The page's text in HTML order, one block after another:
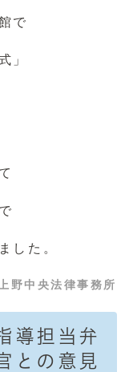
で
」
した。
野中央法律事務所
導担当弁
との意見